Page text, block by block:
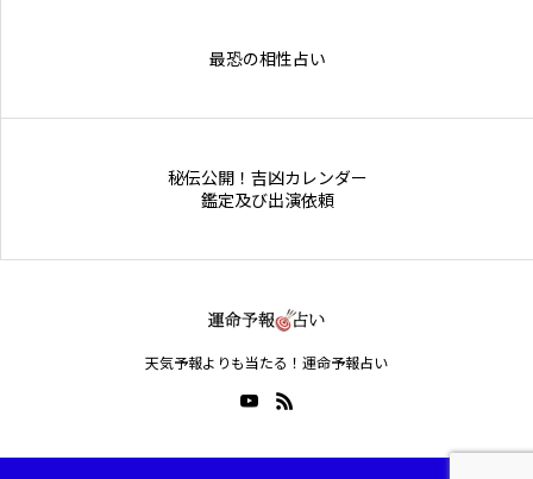
最恐の相性占い
秘伝公開！吉凶カレンダー
鑑定及び出演依頼
天気予報よりも当たる！運命予報占い